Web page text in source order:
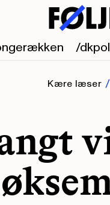
/dkpol
Kære læser